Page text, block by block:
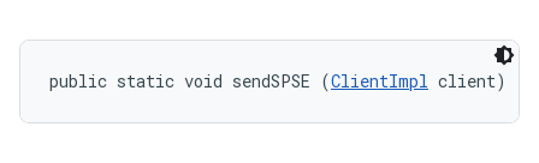
public static void sendSPSE (ClientImpl client)